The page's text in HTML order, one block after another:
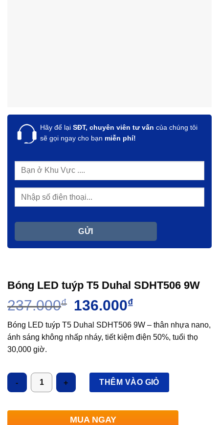
Hãy để lại SĐT, chuyên viên tư vấn của chúng tôi
sẽ gọi ngay cho bạn miễn phí!
Bóng LED tuýp T5 Duhal SDHT506 9W
237.000₫
Giá
là:
237.000₫.
136.000₫
tại
là:
Bóng LED tuýp T5 Duhal SDHT506 9W – thân nhựa nano,
ánh sáng không nhấp nháy, tiết kiệm điện 50%, tuổi thọ
30,000 giờ.
Số lượng
THÊM VÀO GIỎ
MUA NGAY